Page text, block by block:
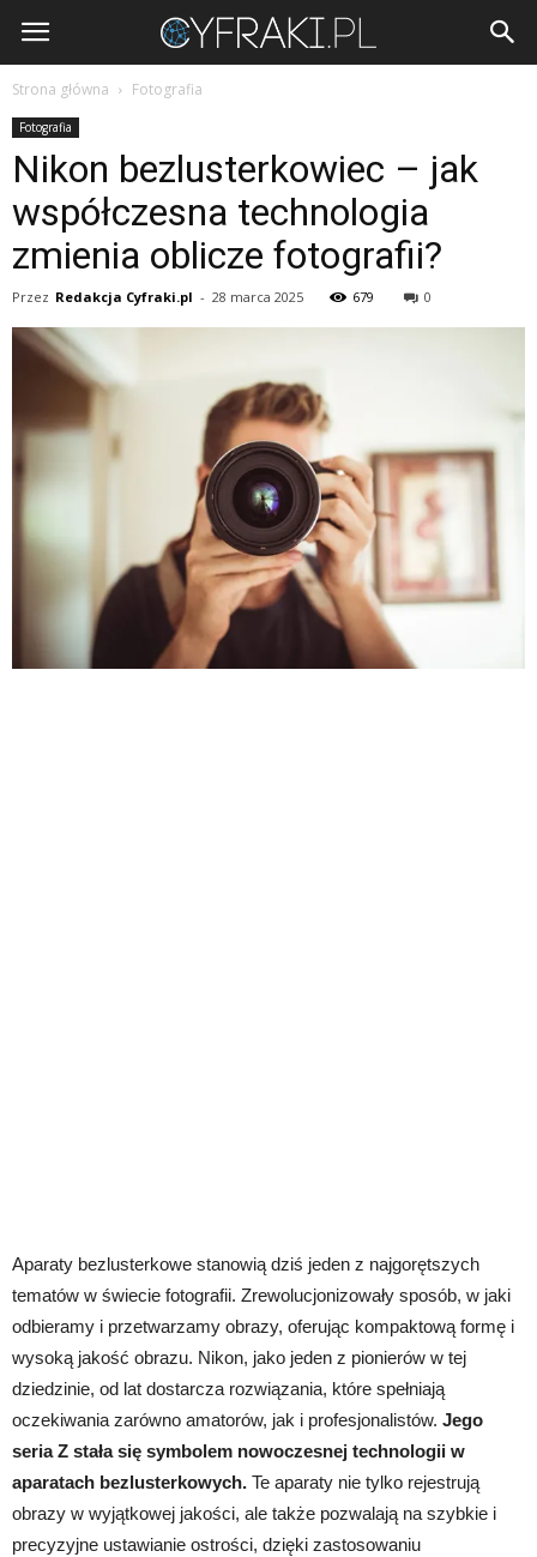
Cyfraki.pl
Strona główna Fotografia
Fotografia
Nikon bezlusterkowiec – jak
współczesna technologia
zmienia oblicze fotografii?
Przez Redakcja Cyfraki.pl - 28 marca 2025 679 0
Aparaty bezlusterkowe stanowią dziś jeden z najgorętszych
tematów w świecie fotografii. Zrewolucjonizowały sposób, w jaki
odbieramy i przetwarzamy obrazy, oferując kompaktową formę i
wysoką jakość obrazu. Nikon, jako jeden z pionierów w tej
dziedzinie, od lat dostarcza rozwiązania, które spełniają
oczekiwania zarówno amatorów, jak i profesjonalistów. Jego
seria Z stała się symbolem nowoczesnej technologii w
aparatach bezlusterkowych. Te aparaty nie tylko rejestrują
obrazy w wyjątkowej jakości, ale także pozwalają na szybkie i
precyzyjne ustawianie ostrości, dzięki zastosowaniu